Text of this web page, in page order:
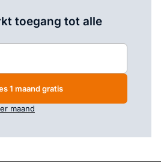
toegang tot alle
1 maand gratis
maand